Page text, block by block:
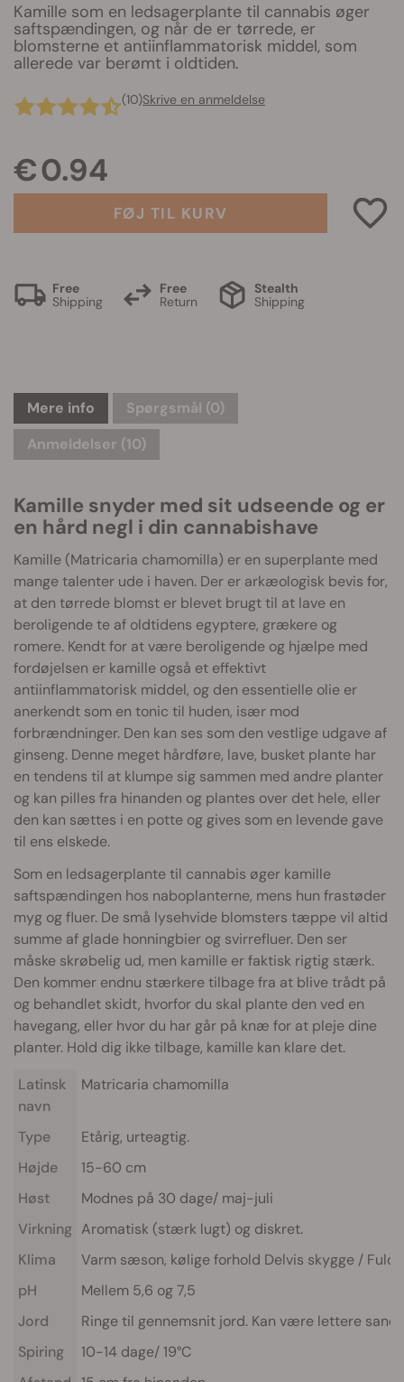
Kamille som en ledsagerplante til cannabis øger
saftspændingen, og når de er tørrede, er
blomsterne et antiinflammatorisk middel, som
allerede var berømt i oldtiden.
(10)Skrive en anmeldelse
€ 0.94
FØJ TIL KURV
Free
Shipping
Free
Return
Stealth
Shipping
Mere info Spørgsmål (0)
Anmeldelser (10)
Kamille snyder med sit udseende og er
en hård negl i din cannabishave
Kamille (Matricaria chamomilla) er en superplante med
mange talenter ude i haven. Der er arkæologisk bevis for,
at den tørrede blomst er blevet brugt til at lave en
beroligende te af oldtidens egyptere, grækere og
romere. Kendt for at være beroligende og hjælpe med
fordøjelsen er kamille også et effektivt
antiinflammatorisk middel, og den essentielle olie er
anerkendt som en tonic til huden, især mod
forbrændninger. Den kan ses som den vestlige udgave af
ginseng. Denne meget hårdføre, lave, busket plante har
en tendens til at klumpe sig sammen med andre planter
og kan pilles fra hinanden og plantes over det hele, eller
den kan sættes i en potte og gives som en levende gave
til ens elskede.
Som en ledsagerplante til cannabis øger kamille
saftspændingen hos naboplanterne, mens hun frastøder
myg og fluer. De små lysehvide blomsters tæppe vil altid
summe af glade honningbier og svirrefluer. Den ser
måske skrøbelig ud, men kamille er faktisk rigtig stærk.
Den kommer endnu stærkere tilbage fra at blive trådt på
og behandlet skidt, hvorfor du skal plante den ved en
havegang, eller hvor du har går på knæ for at pleje dine
planter. Hold dig ikke tilbage, kamille kan klare det.
Latinsk
navn
Matricaria chamomilla
Type
Etårig, urteagtig.
Højde
15-60 cm
Høst
Modnes på 30 dage/ maj-juli
Virkning Aromatisk (stærk lugt) og diskret.
Klima
Varm sæson, kølige forhold Delvis skygge / Fuld
pH
Mellem 5,6 og 7,5
Jord
Ringe til gennemsnit jord. Kan være lettere
Spiring
10-14 dage/ 19°C